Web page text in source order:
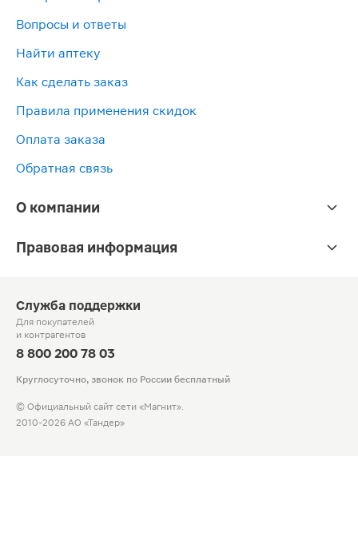
Вопросы и ответы
Найти аптеку
Как сделать заказ
Правила применения скидок
Оплата заказа
Обратная связь
О компании
Правовая информация
Служба поддержки
Для покупателей
и контрагентов
8 800 200 78 03
Круглосуточно, звонок по России бесплатный
© Официальный сайт сети «Магнит».
2010-2026 АО «Тандер»